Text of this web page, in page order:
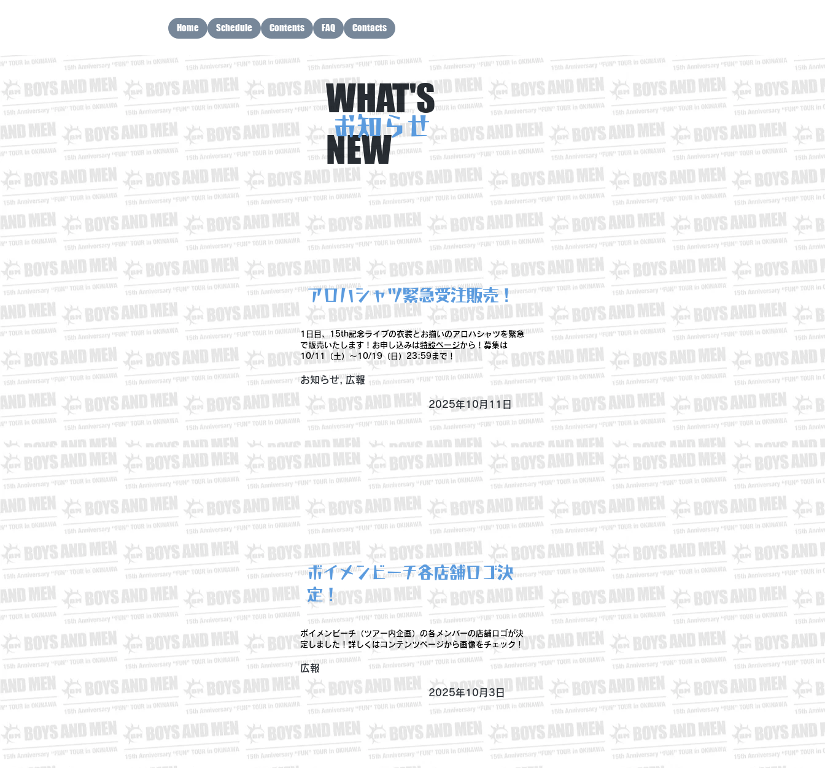
Home Schedule Contents FAQ Contacts
WHAT'S
NEW
お知らせ
アロハシャツ緊急受注販売！
1日目、15th記念ライブの衣装とお揃いのアロハシャツを緊急
で販売いたします！お申し込みは特設ページから！募集は
10/11（土）〜10/19（日）23:59まで！
お知らせ, 広報
2025年10月11日
ボイメンビーチ各店舗ロゴ決
定！
ボイメンビーチ（ツアー内企画）の各メンバーの店舗ロゴが決
定しました！詳しくはコンテンツページから画像をチェック！
広報
2025年10月3日